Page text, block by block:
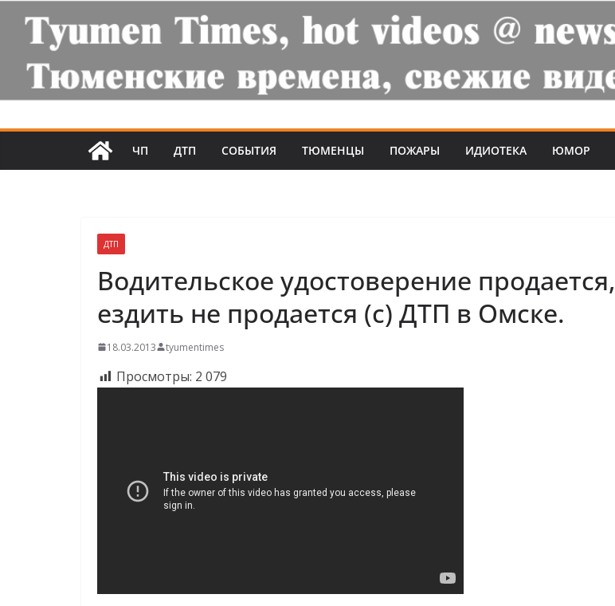
ЧП ДТП СОБЫТИЯ ТЮМЕНЦЫ ПОЖАРЫ ИДИОТЕКА ЮМОР
ДТП
Водительское удостоверение продается,
ездить не продается (с) ДТП в Омске.
18.03.2013 tyumentimes
Просмотры: 2 079